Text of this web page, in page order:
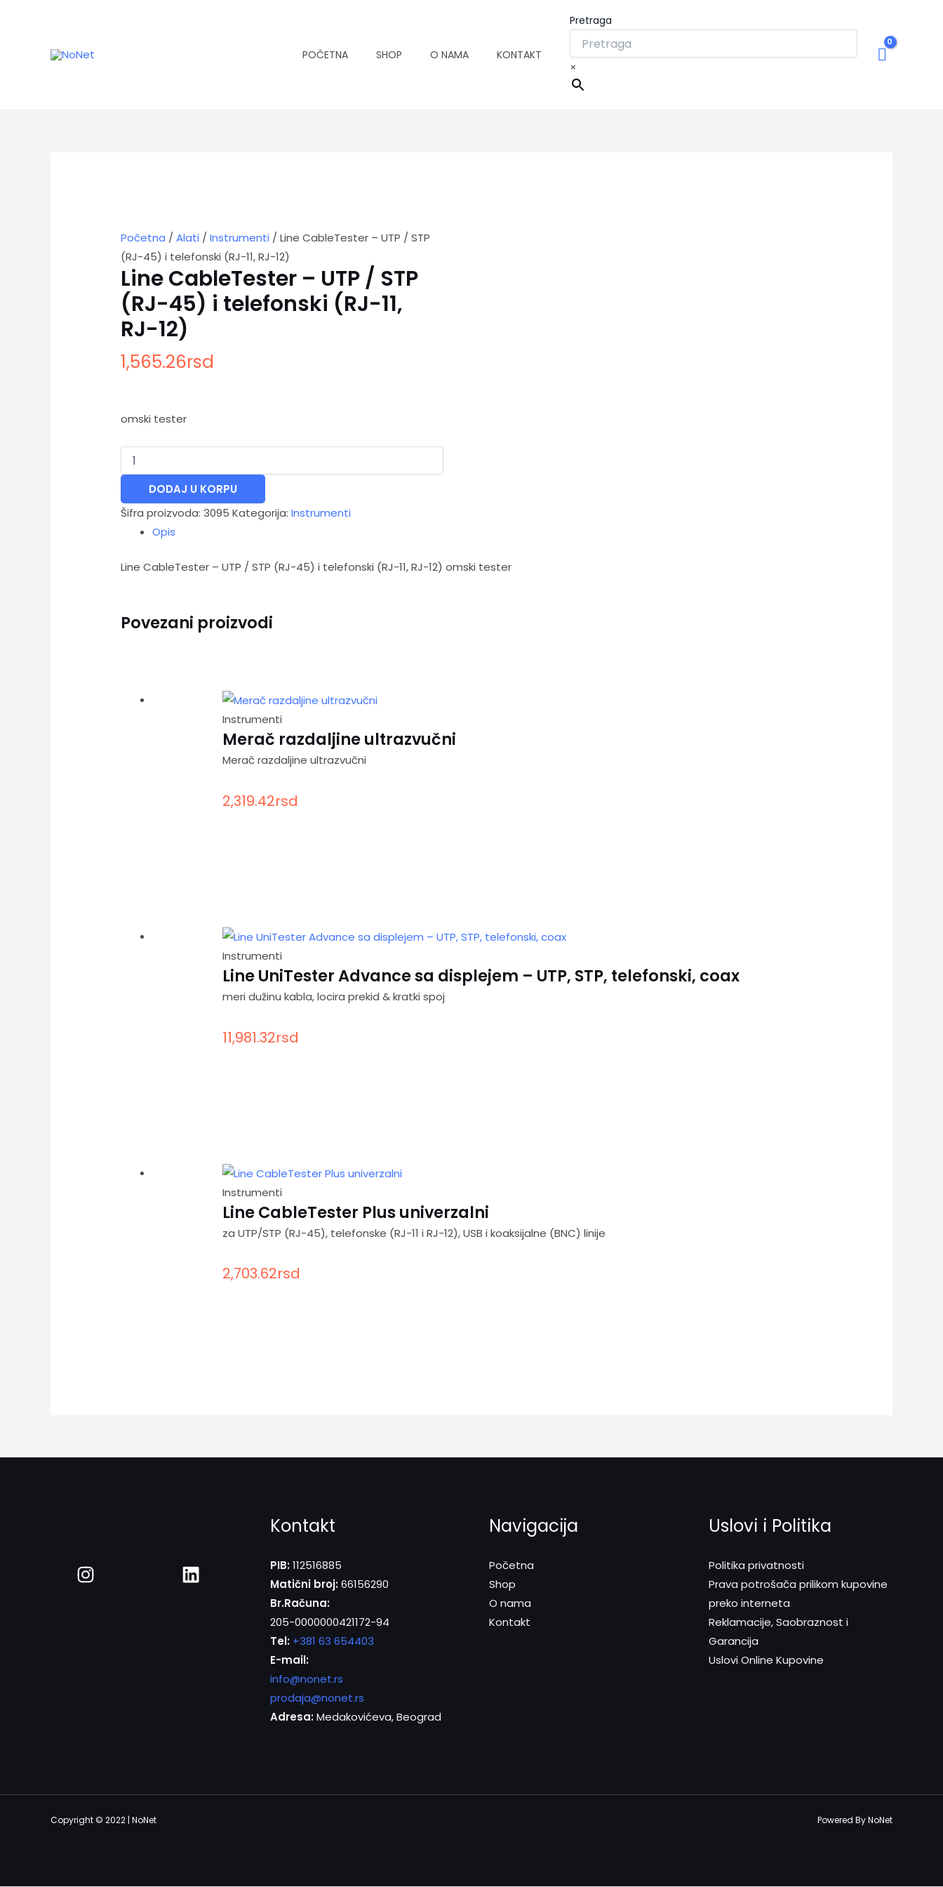
POČETNA SHOP O NAMA KONTAKT
Pretraga
×
Početna /Alati /Instrumenti / Line CableTester – UTP / STP
(RJ-45) i telefonski (RJ-11, RJ-12)
Line CableTester – UTP / STP
(RJ-45) i telefonski (RJ-11,
RJ-12)
1,565.26rsd
omski tester
(RJ-
45)
i
telefonski
(RJ-
11,
RJ-
količina
DODAJ U KORPU
Šifra proizvoda:3095 Kategorija:Instrumenti
Opis
Line CableTester – UTP / STP (RJ-45) i telefonski (RJ-11, RJ-12) omski tester
Povezani proizvodi
Instrumenti
Merač razdaljine ultrazvučni
Merač razdaljine ultrazvučni
2,319.42rsd
Instrumenti
Line UniTester Advance sa displejem – UTP, STP, telefonski, coax
meri dužinu kabla, locira prekid & kratki spoj
11,981.32rsd
Instrumenti
Line CableTester Plus univerzalni
za UTP/STP (RJ-45), telefonske (RJ-11 i RJ-12), USB i koaksijalne (BNC) linije
2,703.62rsd
Kontakt
PIB:112516885
Matični broj:66156290
Br.Računa:
205-0000000421172-94
Tel: +381 63 654403
E-mail:
info@nonet.rs
prodaja@nonet.rs
Adresa:Medakovićeva, Beograd
Navigacija
Početna
Shop
O nama
Kontakt
Uslovi i Politika
Politika privatnosti
Prava potrošača prilikom kupovine
preko interneta
Reklamacije, Saobraznost i
Garancija
Uslovi Online Kupovine
Copyright © 2022 | NoNet Powered By NoNet